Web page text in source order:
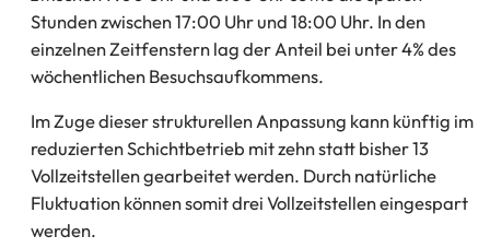
Stunden zwischen 17:00 Uhr und 18:00 Uhr. In den
einzelnen Zeitfenstern lag der Anteil bei unter 4% des
wöchentlichen Besuchsaufkommens.
Im Zuge dieser strukturellen Anpassung kann künftig im
reduzierten Schichtbetrieb mit zehn statt bisher 13
Vollzeitstellen gearbeitet werden. Durch natürliche
Fluktuation können somit drei Vollzeitstellen eingespart
werden.